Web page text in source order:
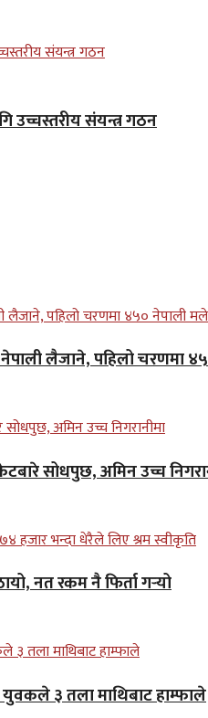
उच्चस्तरीय संयन्त्र गठन
लैजाने, पहिलो चरणमा
सोधपुछ, अमिन उच्च
नत रकम नै फिर्ता गर्‍यो
३ तला माथिबाट हाम्फाले